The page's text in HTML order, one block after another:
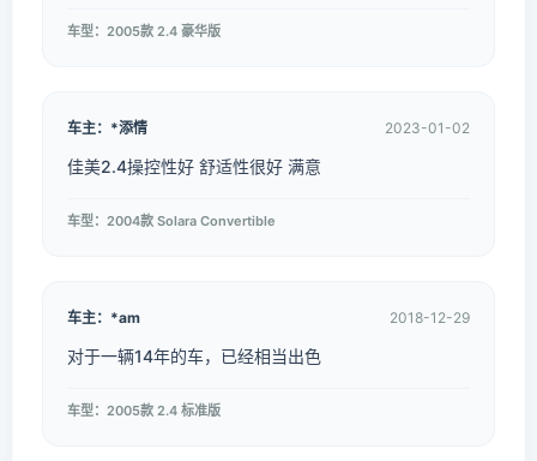
车型：2005款 2.4 豪华版
车主：*添情 2023-01-02
佳美2.4操控性好 舒适性很好 满意
车型：2004款 Solara Convertible
车主：*am 2018-12-29
对于一辆14年的车，已经相当出色
车型：2005款 2.4 标准版